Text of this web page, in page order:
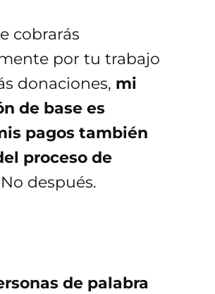
cobrarás
por tu trabajo
donaciones, mi
de base es
pagos también
proceso de
después.
de palabra